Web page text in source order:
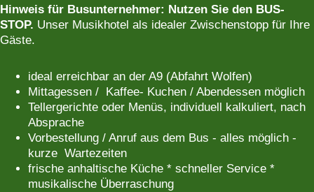
Hinweis für Busunternehmer: Nutzen Sie den BUS-
STOP. Unser Musikhotel als idealer Zwischenstopp für Ihre
Gäste.
ideal erreichbar an der A9 (Abfahrt Wolfen)
Mittagessen / Kaffee- Kuchen / Abendessen möglich
Tellergerichte oder Menüs, individuell kalkuliert, nach
Absprache
Vorbestellung / Anruf aus dem Bus - alles möglich -
kurze Wartezeiten
frische anhaltische Küche * schneller Service *
musikalische Überraschung